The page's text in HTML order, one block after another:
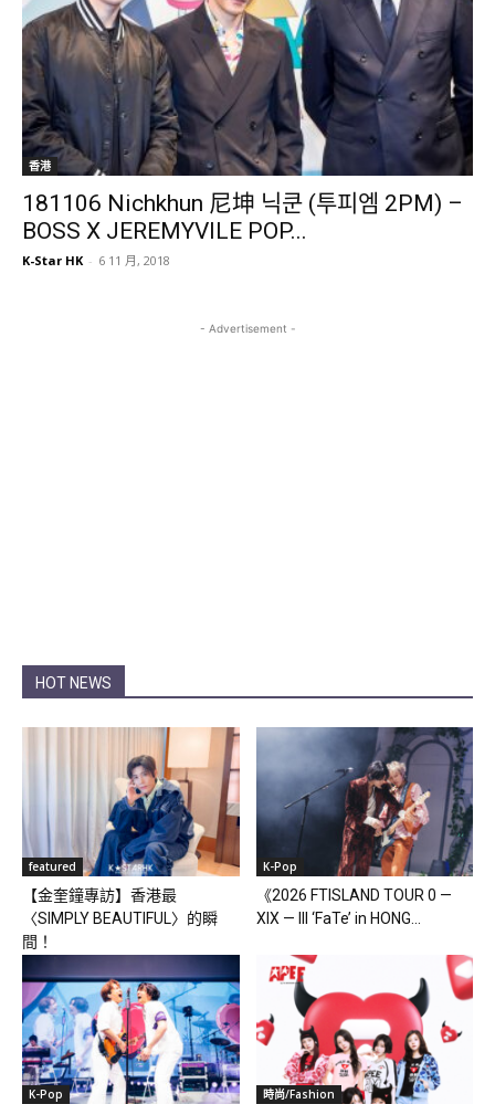
香港
181106 Nichkhun 尼坤 닉쿤 (투피엠 2PM) –
BOSS X JEREMYVILE POP...
K-Star HK - 6 11 月, 2018
- Advertisement -
HOT NEWS
featured
【金奎鐘專訪】香港最
〈SIMPLY BEAUTIFUL〉的瞬
間！
K-Pop
《2026 FTISLAND TOUR 0 —
XIX — III ‘FaTe’ in HONG...
K-Pop 時尚/Fashion